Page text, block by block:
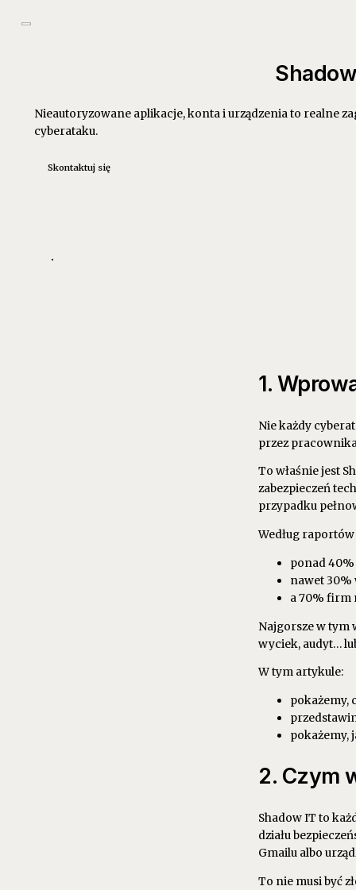
Nieautoryzowane aplikacje, konta i urządzenia to realne
cyberataku.
Skontaktuj się
1.
Nie każdy
przez
To właśnie jest
zabezpieczeń
przypadku
Według
ponad 40%
nawet 30%
a 70% firm
Najgorsze w tym
wyciek, audyt…
W tym artykule:
pokażemy,
pokażemy,
2. Czym
Shadow IT to
działu
Gmailu albo
To nie musi być